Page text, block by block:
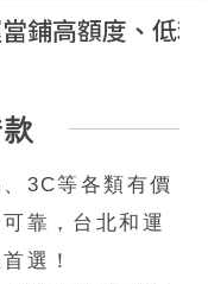
鋪高額度、低利
3C等各類有價
靠，台北和運
選！